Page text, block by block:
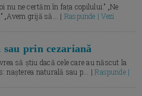
nu ne certăm în fața copilului.” „Ne
„Avem grijă să... | Raspunde | Vezi
prin cezariană
să știu dacă cele care au născut la
nașterea naturală sau p... |Raspunde |